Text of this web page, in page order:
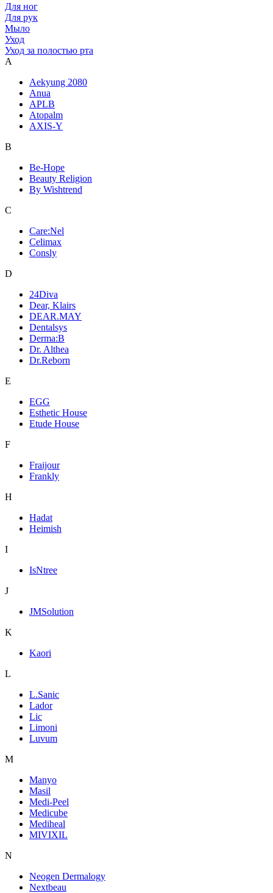
Для ног
Для рук
Мыло
Уход
Уход за полостью рта
A
Aekyung 2080
Anua
APLB
Atopalm
AXIS-Y
B
Be-Hope
Beauty Religion
By Wishtrend
C
Care:Nel
Celimax
Consly
D
24Diva
Dear, Klairs
DEAR.MAY
Dentalsys
Derma:B
Dr. Althea
Dr.Reborn
E
EGG
Esthetic House
Etude House
F
Fraijour
Frankly
H
Hadat
Heimish
I
IsNtree
J
JMSolution
K
Kaori
L
L.Sanic
Lador
Lic
Limoni
Luvum
M
Manyo
Masil
Medi-Peel
Medicube
Mediheal
MIVIXIL
N
Neogen Dermalogy
Nextbeau